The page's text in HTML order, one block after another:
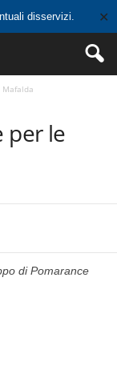
disservizi. ✕
Mafalda
per le
di Pomarance